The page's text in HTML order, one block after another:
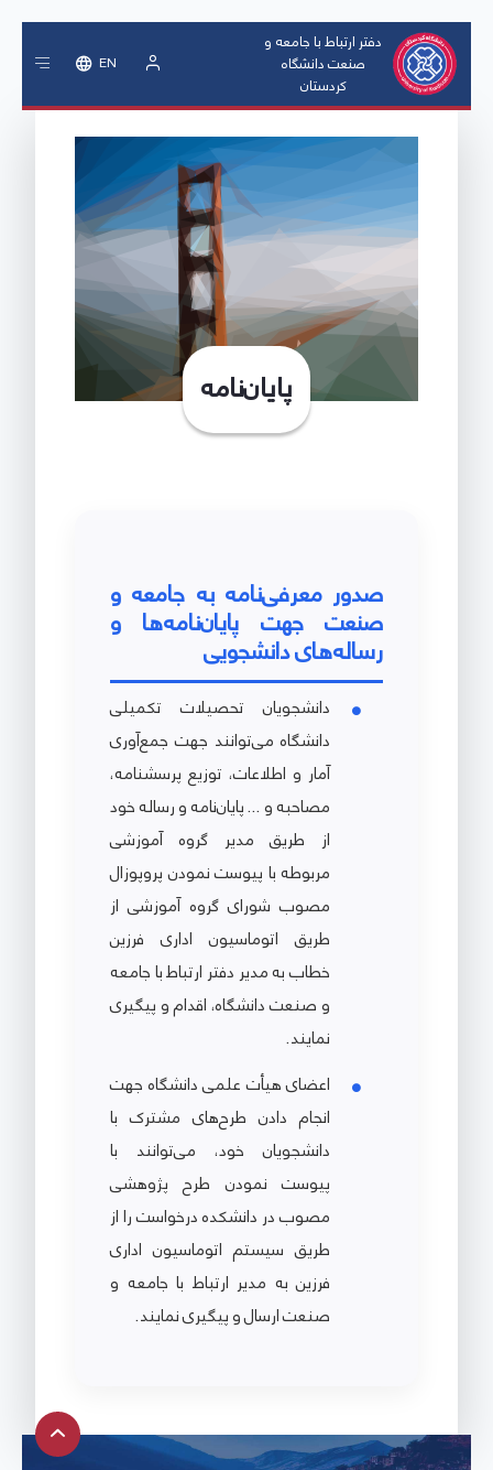
دفتر ارتباط با جامعه و
صنعت دانشگاه
کردستان
EN
پایان‌نامه
صدور معرفی‌نامه به جامعه و
صنعت جهت پایان‌نامه‌ها و
رساله‌های دانشجویی
دانشجویان تحصیلات تکمیلی
دانشگاه می‌توانند جهت جمع‌آوری
آمار و اطلاعات، توزیع پرسشنامه،
مصاحبه و ... پایان‌نامه و رساله خود
از طریق مدیر گروه آموزشی
مربوطه با پیوست نمودن پروپوزال
مصوب شورای گروه آموزشی از
طریق اتوماسیون اداری فرزین
خطاب به مدیر دفتر ارتباط با جامعه
و صنعت دانشگاه، اقدام و پیگیری
نمایند.
اعضای هیأت علمی دانشگاه جهت
انجام دادن طرح‌های مشترک با
دانشجویان خود، می‌توانند با
پیوست نمودن طرح پژوهشی
مصوب در دانشکده درخواست را از
طریق سیستم اتوماسیون اداری
فرزین به مدیر ارتباط با جامعه و
صنعت ارسال و پیگیری نمایند.